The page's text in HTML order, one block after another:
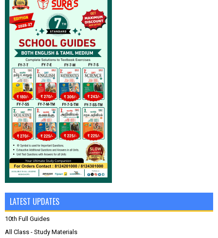
LATEST UPDATES
10th Full Guides
All Class - Study Materials